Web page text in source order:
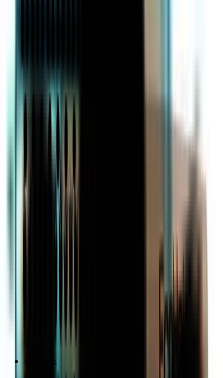
Parfums